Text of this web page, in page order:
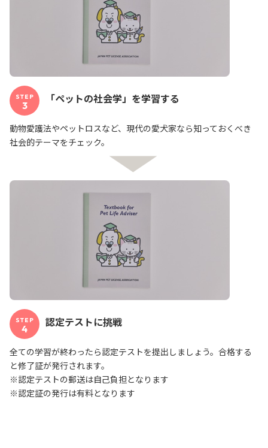
STEP
3
「ペットの社会学」を学習する
動物愛護法やペットロスなど、現代の愛犬家なら知っておくべき
社会的テーマをチェック。
STEP
4
認定テストに挑戦
全ての学習が終わったら認定テストを提出しましょう。合格する
と修了証が発行されます。
※認定テストの郵送は自己負担となります
※認定証の発行は有料となります